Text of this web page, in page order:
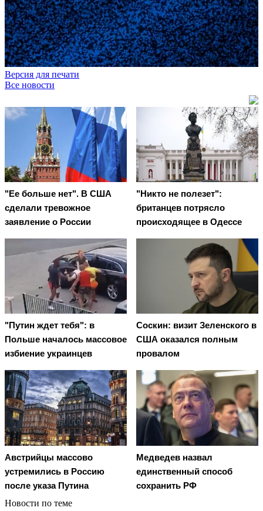
Версия для печати
Все новости
"Ее больше нет". В США
сделали тревожное
заявление о России
"Никто не полезет":
британцев потрясло
происходящее в Одессе
"Путин ждет тебя": в
Польше началось массовое
избиение украинцев
Соскин: визит Зеленского в
США оказался полным
провалом
Австрийцы массово
устремились в Россию
после указа Путина
Медведев назвал
единственный способ
сохранить РФ
Новости по теме